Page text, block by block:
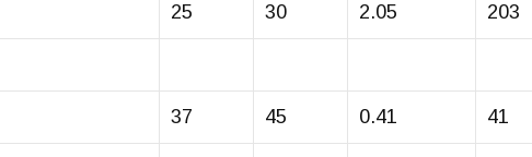
25 30 2.05 203
37 45 0.41 41